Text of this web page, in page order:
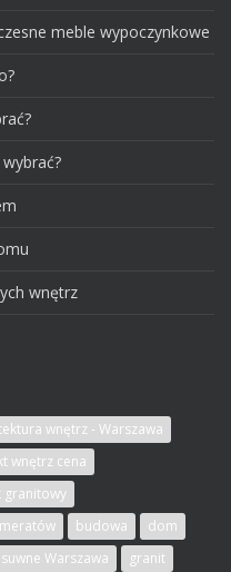
meble wypoczynkowe
wnętrz
wnętrz - Warszawa
wnętrz cena
granitowy
budowa
dom
Warszawa
granit